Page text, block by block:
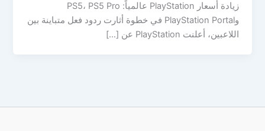
زيادة أسعار PlayStation عالمياً: PS5، PS5 Pro
وPlayStation Portal في خطوة أثارت ردود فعل متباينة بين
اللاعبين، أعلنت PlayStation عن […]